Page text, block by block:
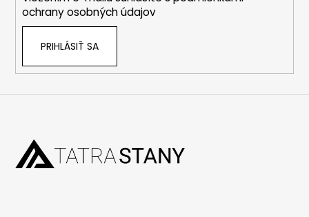
ochrany osobných údajov
PRIHLÁSIŤ SA